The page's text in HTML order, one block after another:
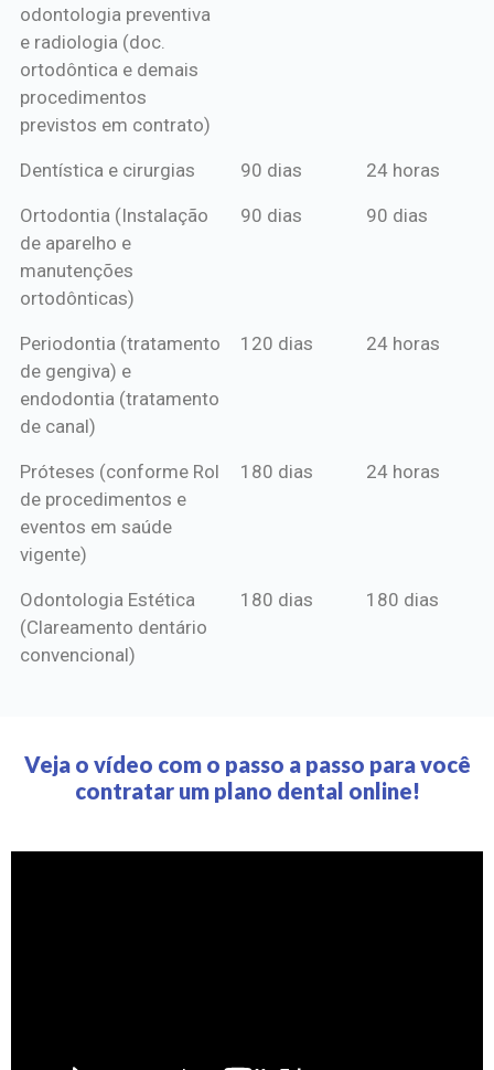
odontologia preventiva
e radiologia (doc.
ortodôntica e demais
procedimentos
previstos em contrato)
Dentística e cirurgias 90 dias 24 horas
Ortodontia (Instalação
de aparelho e
manutenções
ortodônticas)
90 dias 90 dias
Periodontia (tratamento
de gengiva) e
endodontia (tratamento
de canal)
120 dias 24 horas
Próteses (conforme Rol
de procedimentos e
eventos em saúde
vigente)
180 dias 24 horas
Odontologia Estética
(Clareamento dentário
convencional)
180 dias 180 dias
Veja o vídeo com o passo a passo para você
contratar um plano dental online!